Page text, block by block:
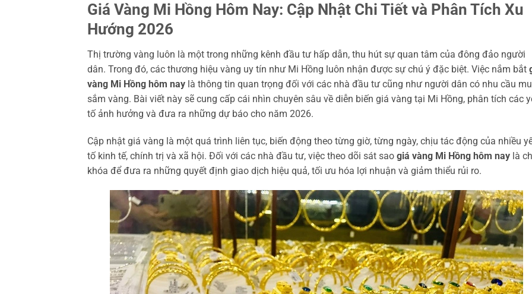
Giá Vàng Mi Hồng Hôm Nay: Cập Nhật Chi Tiết và Phân Tích Xu
Hướng 2026
Thị trường vàng luôn là một trong những kênh đầu tư hấp dẫn, thu hút sự quan tâm của đông đảo người
dân. Trong đó, các thương hiệu vàng uy tín như Mi Hồng luôn nhận được sự chú ý đặc biệt. Việc nắm bắt
vàng Mi Hồng hôm nay là thông tin quan trọng đối với các nhà đầu tư cũng như người dân có nhu cầu
sắm vàng. Bài viết này sẽ cung cấp cái nhìn chuyên sâu về diễn biến giá vàng tại Mi Hồng, phân tích các
tố ảnh hưởng và đưa ra những dự báo cho năm 2026.
Cập nhật giá vàng là một quá trình liên tục, biến động theo từng giờ, từng ngày, chịu tác động của nhiều
tố kinh tế, chính trị và xã hội. Đối với các nhà đầu tư, việc theo dõi sát sao giá vàng Mi Hồng hôm nay là
khóa để đưa ra những quyết định giao dịch hiệu quả, tối ưu hóa lợi nhuận và giảm thiểu rủi ro.